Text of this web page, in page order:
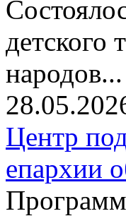
детского
народов...
Центр
епархии